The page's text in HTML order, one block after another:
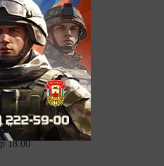
И. Зайниев
З. Хаким
К. Тинчурин
18.00
Фоссе 21.00
18.00